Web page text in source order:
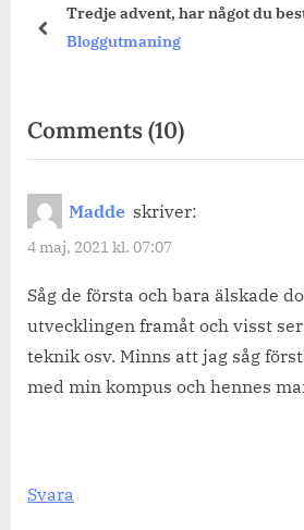
Tredje advent, har något du
Bloggutmaning
prev
Comments(10)on
“Star
Har
du
sett
filmerna?”
Madde skriver:
4 maj, 2021 kl. 07:07
Såg de första och bara älskade
utvecklingen framåt och visst
teknik osv. Minns att jag såg
med min kompus och hennes
Svara